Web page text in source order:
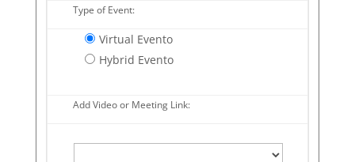
Mark
virtual
Type of Event:
Virtual Evento
Hybrid Evento
Add Video or Meeting Link: